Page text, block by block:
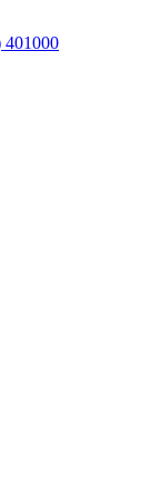
401000